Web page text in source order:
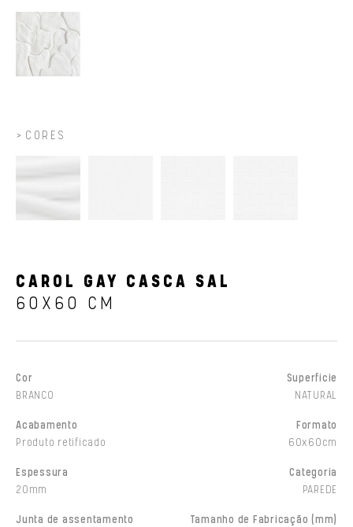
CORES
CAROL GAY CASCA SAL
60X60 CM
Cor
BRANCO
Superfície
NATURAL
Acabamento
Produto retificado
Formato
60x60cm
Espessura
20mm
Categoria
PAREDE
Junta de assentamento
Tamanho de Fabricação (mm)